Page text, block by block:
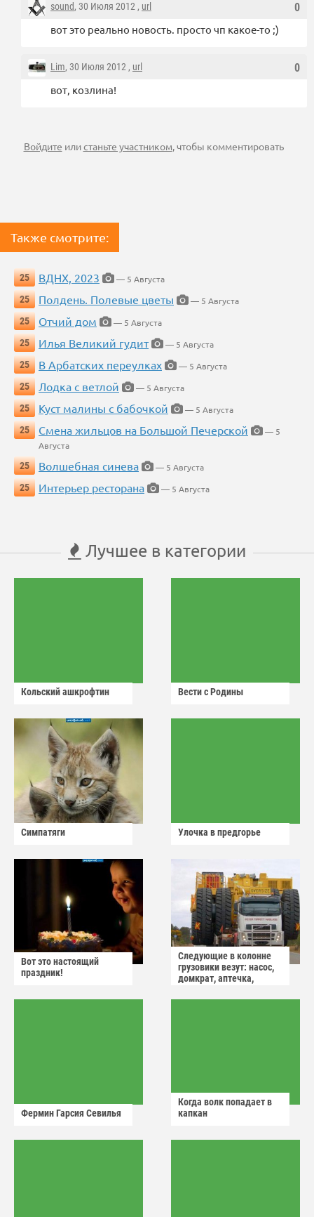
0
sound, 30 Июля 2012 , url
вот это реально новость. просто чп какое-то ;)
0
Lim, 30 Июля 2012 , url
вот, козлина!
Войдите илистаньте участником, чтобы комментировать
Также смотрите:
25 ВДНХ, 2023
— 5 Августа
25
Полдень. Полевые цветы
— 5 Августа
25
Отчий дом
— 5 Августа
25
Илья Великий гудит
— 5 Августа
25
В Арбатских переулках
— 5 Августа
25
Лодка с ветлой
— 5 Августа
25
Куст малины с бабочкой
— 5 Августа
25
Смена жильцов на Большой Печерской
— 5
Августа
25
Волшебная синева
— 5 Августа
25
Интерьер ресторана — 5 Августа
Лучшее в категории
Кольский ашкрофтин Вести с Родины
Симпатяги Улочка в предгорье
Вот это настоящий
праздник!
Следующие в колонне
грузовики везут: насос,
домкрат, аптечка,
Фермин Гарсия Севилья
Когда волк попадает в
капкан